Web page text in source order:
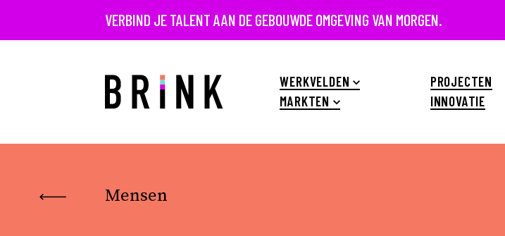
VERBIND JE TALENT AAN DE GEBOUWDE OMGEVING VAN MORGEN.
WERKVELDEN
MARKTEN
PROJECTEN
INNOVATIE
Mensen